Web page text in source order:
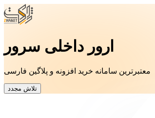
ارور داخلی سرور
معتبرترین سامانه خرید افزونه و پلاگین فارسی
تلاش مجدد